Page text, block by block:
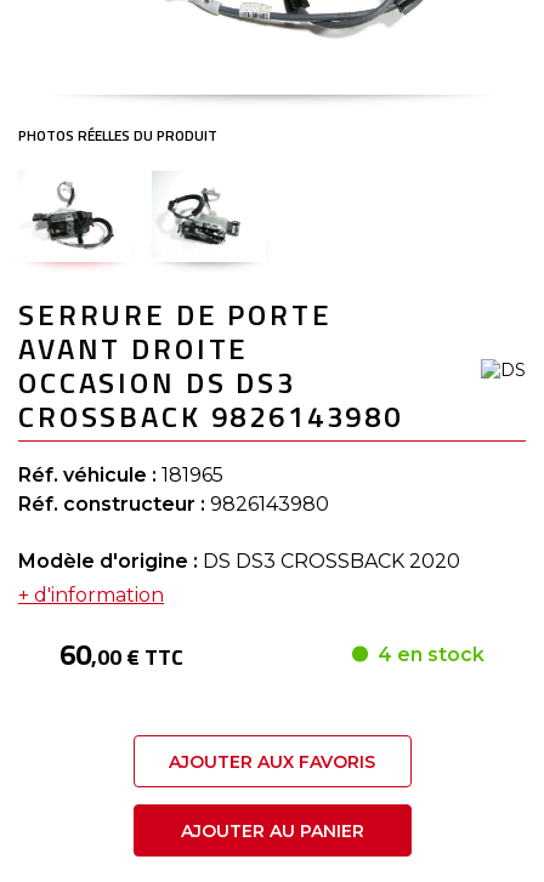
to
the
beginning
of
the
images
gallery
SERRURE DE PORTE
AVANT DROITE
OCCASION DS DS3
CROSSBACK 9826143980
Réf. véhicule : 181965
Réf. constructeur : 9826143980
Modèle d'origine : DS DS3 CROSSBACK 2020
+ d'information
60,00 € TTC 4 en stock
AJOUTER AUX FAVORIS
AJOUTER AU PANIER